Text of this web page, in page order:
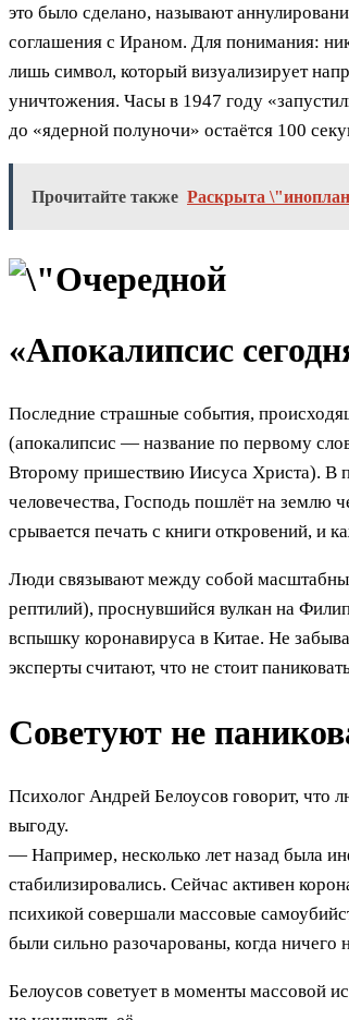
это было сделано, называют
соглашения с Ираном. Для понимания:
лишь символ, который визуализирует
уничтожения. Часы в 1947 году
до «ядерной полуночи» остаётся 100
Прочитайте также Раскрыта
«Апокалипсис
Последние страшные события,
(апокалипсис — название по первому
Второму пришествию Иисуса Христа). В
человечества, Господь пошлёт на землю
срывается печать с книги откровений, и
Люди связывают между собой
рептилий), проснувшийся вулкан на
вспышку коронавируса в Китае. Не
эксперты считают, что не стоит
Советуют не
Психолог Андрей Белоусов говорит, что
выгоду.
— Например, несколько лет назад была
стабилизировались. Сейчас активен
психикой совершали массовые
были сильно разочарованы, когда
Белоусов советует в моменты массовой